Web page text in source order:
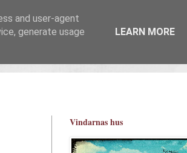
Vindarnas hus
and user-agent
generate usage
LEARN MORE